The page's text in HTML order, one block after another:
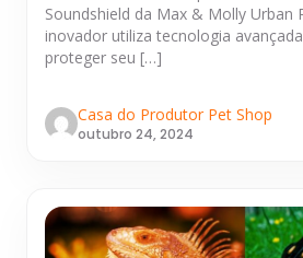
Soundshield da Max & Molly Urban
inovador utiliza tecnologia
proteger seu […]
Casa do Produtor Pet Shop
outubro 24, 2024